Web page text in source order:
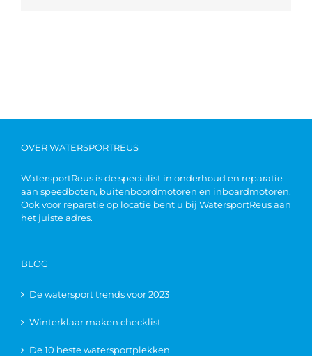
OVER WATERSPORTREUS
WatersportReus is de specialist in onderhoud en reparatie
aan speedboten, buitenboordmotoren en inboardmotoren.
Ook voor reparatie op locatie bent u bij WatersportReus aan
het juiste adres.
BLOG
De watersport trends voor 2023
Winterklaar maken checklist
De 10 beste watersportplekken